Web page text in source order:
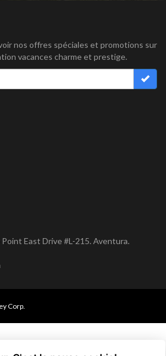
nos offres spéciales et promotions sur
vacances charme et prestige.
East Drive #L-215. Aventura.
Corp.